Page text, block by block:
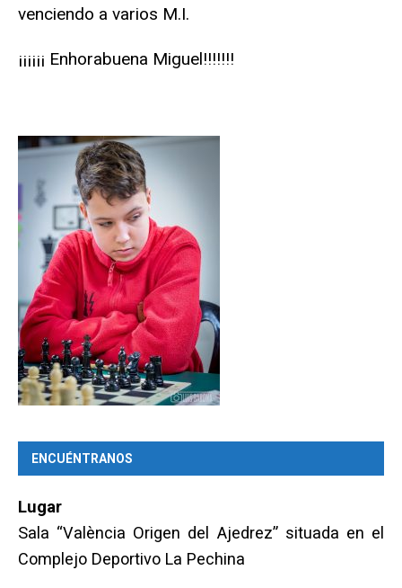
venciendo a varios M.I.
¡¡¡¡¡¡ Enhorabuena Miguel!!!!!!!
ENCUÉNTRANOS
Lugar
Sala “València Origen del Ajedrez” situada en el
Complejo Deportivo La Pechina